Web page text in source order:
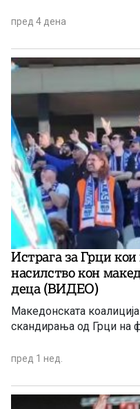
пред 4 дена
Истрага за Грци
насилство кон
деца (ВИДЕО)
Македонската
скандирања од Грци на
пред 1 нед.